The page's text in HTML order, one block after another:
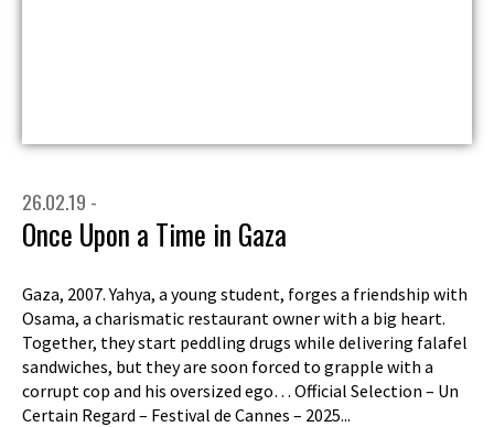
26.02.19 -
Once Upon a Time in Gaza
Gaza, 2007. Yahya, a young student, forges a friendship with
Osama, a charismatic restaurant owner with a big heart.
Together, they start peddling drugs while delivering falafel
sandwiches, but they are soon forced to grapple with a
corrupt cop and his oversized ego… Official Selection – Un
Certain Regard – Festival de Cannes – 2025...